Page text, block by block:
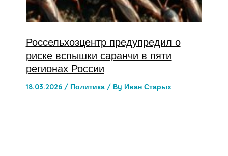
Россельхозцентр предупредил о
риске вспышки саранчи в пяти
регионах России
18.03.2026 / Политика/ By Иван Старых